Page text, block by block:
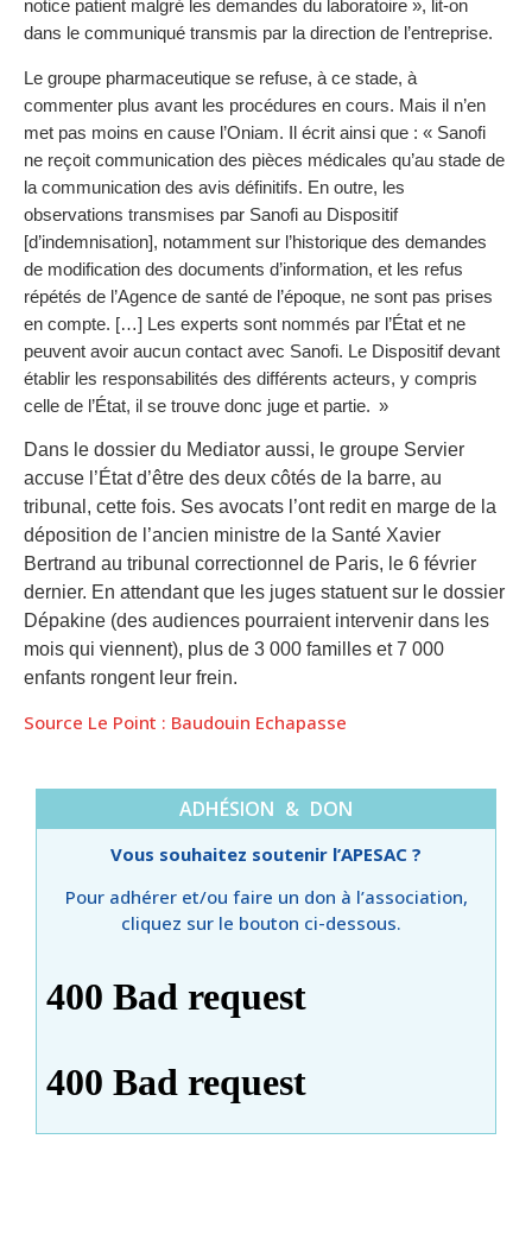
notice patient malgré les demandes du laboratoire », lit-on
dans le communiqué transmis par la direction de l’entreprise.
Le groupe pharmaceutique se refuse, à ce stade, à
commenter plus avant les procédures en cours. Mais il n’en
met pas moins en cause l’Oniam. Il écrit ainsi que : « Sanofi
ne reçoit communication des pièces médicales qu’au stade de
la communication des avis définitifs. En outre, les
observations transmises par Sanofi au Dispositif
[d’indemnisation], notamment sur l’historique des demandes
de modification des documents d’information, et les refus
répétés de l’Agence de santé de l’époque, ne sont pas prises
en compte. […] Les experts sont nommés par l’État et ne
peuvent avoir aucun contact avec Sanofi. Le Dispositif devant
établir les responsabilités des différents acteurs, y compris
celle de l’État, il se trouve donc juge et partie. »
Dans le dossier du Mediator aussi, le groupe Servier
accuse l’État d’être des deux côtés de la barre, au
tribunal, cette fois. Ses avocats l’ont redit en marge de la
déposition de l’ancien ministre de la Santé Xavier
Bertrand au tribunal correctionnel de Paris, le 6 février
dernier. En attendant que les juges statuent sur le dossier
Dépakine (des audiences pourraient intervenir dans les
mois qui viennent), plus de 3 000 familles et 7 000
enfants rongent leur frein.
Source Le Point : Baudouin Echapasse
ADHÉSION & DON
Vous souhaitez soutenir l’APESAC ?
Pour adhérer et/ou faire un don à l’association,
cliquez sur le bouton ci-dessous.